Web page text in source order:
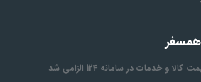
همسفر
و خدمات در سامانه 124 الزامی شد